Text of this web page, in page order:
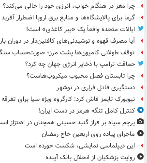
چرا مغز در هنگام خواب، انرژی خود را خالی می‌کند؟
گرما برای پالایشگاه‌ها و منابع برق اروپا اضطرار آفرید
ایالات متحده واقعاً یک «ببر کاغذی» است!
آیا مصرف قهوه و نوشیدنی‌های کافئین‌دار در دوران
توقف طولانی کامیون‌ها پشت مرز؛ صورت‌حساب
حماقت ترامپ با ذخایر انرژی جهان چه کرد؟
چرا تابستان فصل محبوب میکروب‌هاست؟
دستگیری قاتل فراری در نوشهر
نیویورک تایمز فاش کرد: کارگروه ویژه سیا برای تفرقه
کنترل کامل تنگه هرمز در دست ایران!
پرچم سیاه بر فراز گنبد حسینی همچنان در اهتزاز
ماجرای پیاده روی اربعین حاج رمضان
این دیپلماسی نمایشی، شکست خورده است
روایت پزشکیان از انحلال بانک آینده